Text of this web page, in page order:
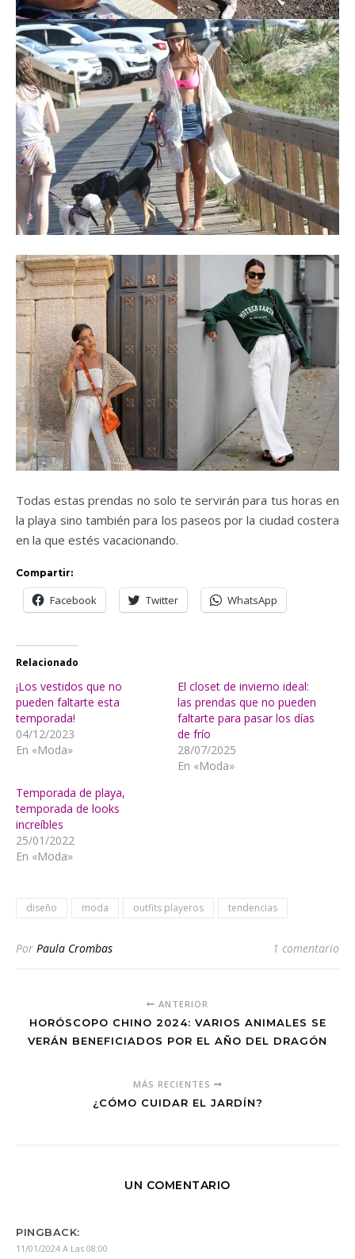
Todas estas prendas no solo te servirán para tus horas en
la playa sino también para los paseos por la ciudad costera
en la que estés vacacionando.
Compartir:
Facebook Twitter WhatsApp
Relacionado
¡Los vestidos que no
pueden faltarte esta
temporada!
04/12/2023
En «Moda»
El closet de invierno ideal:
las prendas que no pueden
faltarte para pasar los días
de frío
28/07/2025
En «Moda»
Temporada de playa,
temporada de looks
increíbles
25/01/2022
En «Moda»
diseño moda outfits playeros tendencias
Por Paula Crombas 1 comentario
ANTERIOR
HORÓSCOPO CHINO 2024: VARIOS ANIMALES SE
VERÁN BENEFICIADOS POR EL AÑO DEL DRAGÓN
MÁS RECIENTES
¿CÓMO CUIDAR EL JARDÍN?
UN COMENTARIO
PINGBACK:
11/01/2024 A Las 08:00